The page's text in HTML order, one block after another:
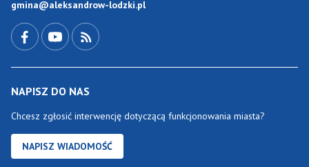
gmina@aleksandrow-lodzki.pl
NAPISZ DO NAS
Chcesz zgłosić interwencję dotyczącą funkcjonowania miasta?
NAPISZ WIADOMOŚĆ